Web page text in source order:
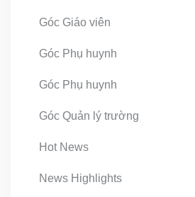
Góc Giáo viên
Góc Phụ huynh
Góc Phụ huynh
Góc Quản lý trường
Hot News
News Highlights